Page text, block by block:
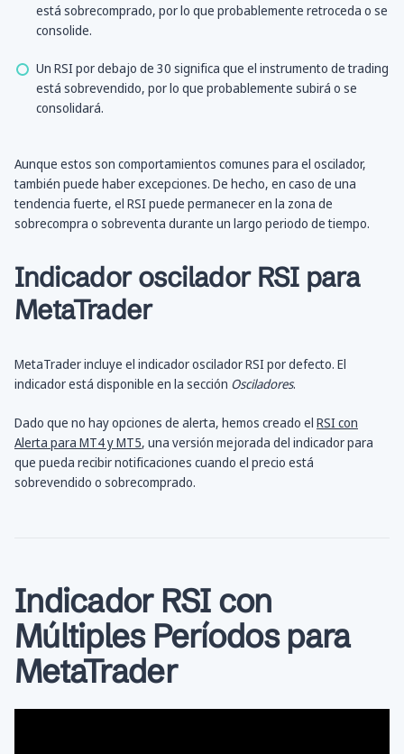
está sobrecomprado, por lo que probablemente retroceda o se
consolide.
Un RSI por debajo de 30 significa que el instrumento de trading
está sobrevendido, por lo que probablemente subirá o se
consolidará.
Aunque estos son comportamientos comunes para el oscilador,
también puede haber excepciones. De hecho, en caso de una
tendencia fuerte, el RSI puede permanecer en la zona de
sobrecompra o sobreventa durante un largo periodo de tiempo.
Indicador oscilador RSI para
MetaTrader
MetaTrader incluye el indicador oscilador RSI por defecto. El
indicador está disponible en la sección Osciladores.
Dado que no hay opciones de alerta, hemos creado el RSI con
Alerta para MT4 y MT5, una versión mejorada del indicador para
que pueda recibir notificaciones cuando el precio está
sobrevendido o sobrecomprado.
Indicador RSI con
Múltiples Períodos para
MetaTrader